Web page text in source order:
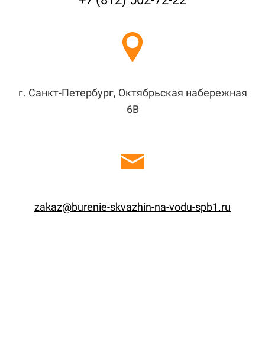
г. Санкт-Петербург, Октябрьская набережная
6В
zakaz@burenie-skvazhin-na-vodu-spb1.ru